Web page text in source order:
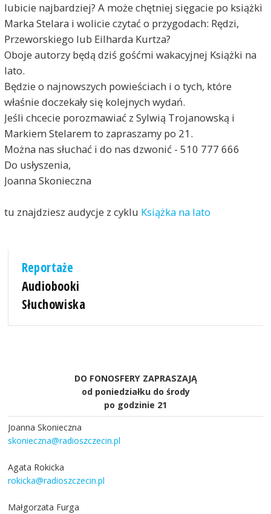
lubicie najbardziej? A może chętniej sięgacie po książki
Marka Stelara i wolicie czytać o przygodach: Rędzi,
Przeworskiego lub Eilharda Kurtza?
Oboje autorzy będą dziś gośćmi wakacyjnej Książki na
lato.
Będzie o najnowszych powieściach i o tych, które
właśnie doczekały się kolejnych wydań.
Jeśli chcecie porozmawiać z Sylwią Trojanowską i
Markiem Stelarem to zapraszamy po 21.
Można nas słuchać i do nas dzwonić - 510 777 666
Do usłyszenia,
Joanna Skonieczna
tu znajdziesz audycje z cyklu Książka na lato
Reportaże
Audiobooki
Słuchowiska
DO FONOSFERY ZAPRASZAJĄ
od poniedziałku do środy
po godzinie 21
Joanna Skonieczna
skonieczna@radioszczecin.pl
Agata Rokicka
rokicka@radioszczecin.pl
Małgorzata Furga